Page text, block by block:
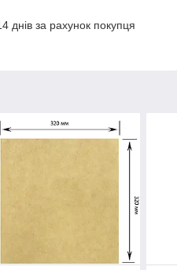
днів за рахунок покупця